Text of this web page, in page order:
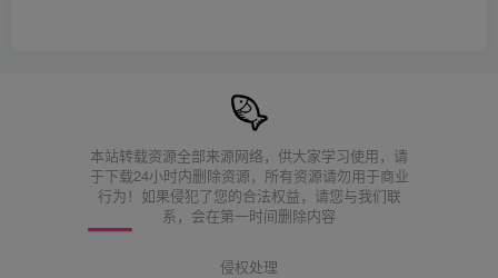
本站转载资源全部来源网络，供大家学习使用，请
于下载24小时内删除资源，所有资源请勿用于商业
行为！如果侵犯了您的合法权益，请您与我们联
系，会在第一时间删除内容
侵权处理